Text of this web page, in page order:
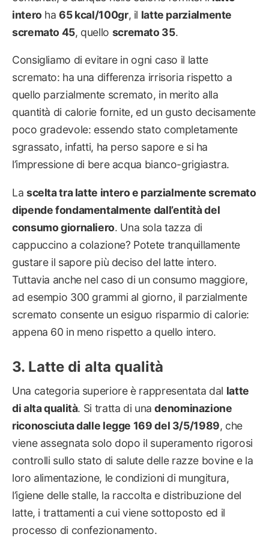
intero ha65 kcal/100gr, il latte parzialmente
scremato 45, quello scremato 35.
Consigliamo di evitare in ogni caso il latte
scremato: ha una differenza irrisoria rispetto a
quello parzialmente scremato, in merito alla
quantità di calorie fornite, ed un gusto decisamente
poco gradevole: essendo stato completamente
sgrassato, infatti, ha perso sapore e si ha
l’impressione di bere acqua bianco-grigiastra.
La scelta tra latte intero e parzialmente scremato
dipende fondamentalmente dall’entità del
consumo giornaliero. Una sola tazza di
cappuccino a colazione? Potete tranquillamente
gustare il sapore più deciso del latte intero.
Tuttavia anche nel caso di un consumo maggiore,
ad esempio 300 grammi al giorno, il parzialmente
scremato consente un esiguo risparmio di calorie:
appena 60 in meno rispetto a quello intero.
Latte di alta qualità
Una categoria superiore è rappresentata dal latte
di alta qualità. Si tratta di unadenominazione
riconosciuta dalle legge 169 del 3/5/1989, che
viene assegnata solo dopo il superamento rigorosi
controlli sullo stato di salute delle razze bovine e la
loro alimentazione, le condizioni di mungitura,
l’igiene delle stalle, la raccolta e distribuzione del
latte, i trattamenti a cui viene sottoposto ed il
processo di confezionamento.